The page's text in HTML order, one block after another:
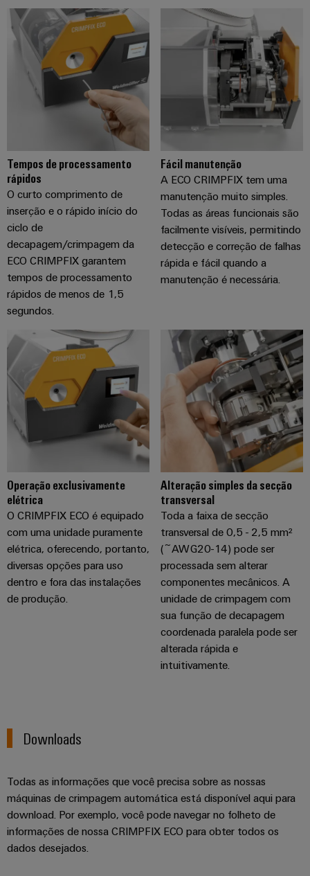
da
água
das
águas
residuais
indústria
de
de
água
Infraestrutura
do
quadro
Serviço
montagem
Calhas
de
terminais
Caixas
modificadas
e
Conjuntos
de
cabos
personalizados
Inovações de
produtos
Conectividade
prática para o
seu setor.
Nossas
inovações de
conectividade
industrial.
Weidmüller
Configurator
Engenharia
digital
avançada -
Tempos de processamento
rápidos
O curto comprimento de
inserção e o rápido início do
ciclo de
decapagem/crimpagem da
ECO CRIMPFIX garantem
tempos de processamento
rápidos de menos de 1,5
segundos.
Fácil manutenção
A ECO CRIMPFIX tem uma
manutenção muito simples.
Todas as áreas funcionais são
facilmente visíveis, permitindo
detecção e correção de falhas
rápida e fácil quando a
manutenção é necessária.
Operação exclusivamente
elétrica
O CRIMPFIX ECO é equipado
com uma unidade puramente
elétrica, oferecendo, portanto,
diversas opções para uso
dentro e fora das instalações
de produção.
Alteração simples da secção
transversal
Toda a faixa de secção
transversal de 0,5 - 2,5 mm²
(~AWG20-14) pode ser
processada sem alterar
componentes mecânicos. A
unidade de crimpagem com
sua função de decapagem
coordenada paralela pode ser
alterada rápida e
intuitivamente.
Downloads
Todas as informações que você precisa sobre as nossas
máquinas de crimpagem automática está disponível aqui para
download. Por exemplo, você pode navegar no folheto de
informações de nossa CRIMPFIX ECO para obter todos os
dados desejados.